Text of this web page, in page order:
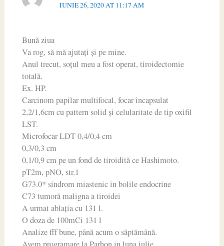
IUNIE 26, 2020 AT 11:17 AM
Bună ziua
Va rog, să mă ajutați și pe mine.
Anul trecut, soțul meu a fost operat, tiroidectomie
totală.
Ex. HP.
Carcinom papilar multifocal, focar încapsulat
2,2/1,6cm cu pattern solid și celularitate de tip oxifil
LST.
Microfocar LDT 0,4/0,4 cm
0,3/0,3 cm
0,1/0,9 cm pe un fond de tiroidită ce Hashimoto.
pT2m, pNO, str.1
G73.0* sindrom miastenic in bolile endocrine
C73 tumoră maligna a tiroidei
A urmat ablația cu 131 l.
O doza de 100mCi 131 l
Analize fff bune, până acum o săptămână.